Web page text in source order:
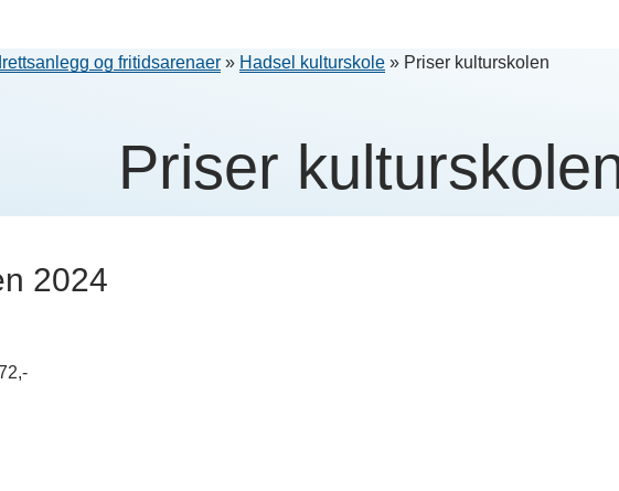
og fritidsarenaer » Hadsel kulturskole » Priser kulturskolen
Priser
2024